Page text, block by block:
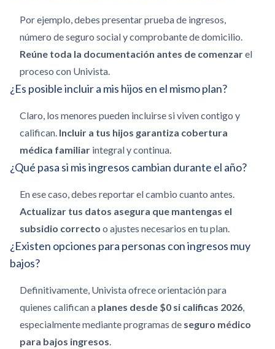
Por ejemplo, debes presentar prueba de ingresos,
número de seguro social y comprobante de domicilio.
Reúne toda la documentación antes de comenzarel
proceso con Univista.
¿Es posible incluir a mis hijos en el mismo plan?
Claro, los menores pueden incluirse si viven contigo y
califican. Incluir a tus hijos garantiza cobertura
médica familiar integral y continua.
¿Qué pasa si mis ingresos cambian durante el año?
En ese caso, debes reportar el cambio cuanto antes.
Actualizar tus datos asegura que mantengas el
subsidio correcto o ajustes necesarios en tu plan.
¿Existen opciones para personas con ingresos muy
bajos?
Definitivamente, Univista ofrece orientación para
quienes califican a planes desde $0 si calificas 2026,
especialmente mediante programas de seguro médico
para bajos ingresos.